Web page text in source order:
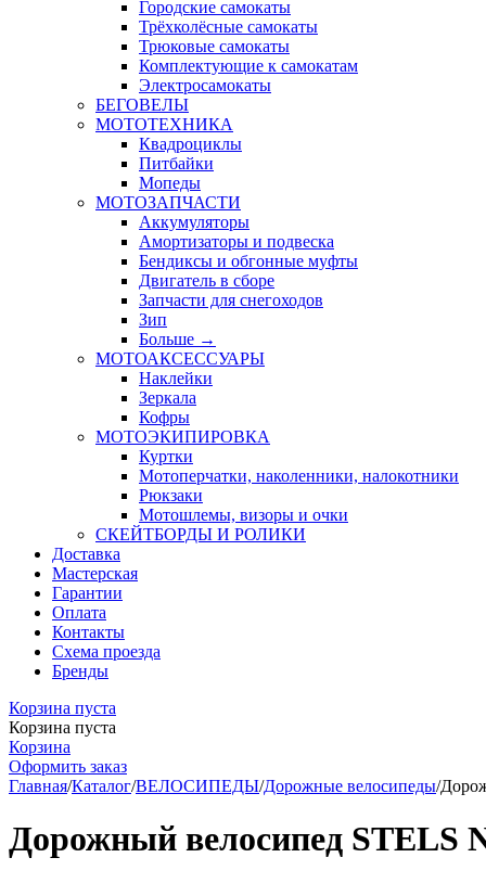
Городские самокаты
Трёхколёсные самокаты
Трюковые самокаты
Комплектующие к самокатам
Электросамокаты
БЕГОВЕЛЫ
МОТОТЕХНИКА
Квадроциклы
Питбайки
Мопеды
МОТОЗАПЧАСТИ
Аккумуляторы
Амортизаторы и подвеска
Бендиксы и обгонные муфты
Двигатель в сборе
Запчасти для снегоходов
Зип
Больше →
МОТОАКСЕССУАРЫ
Наклейки
Зеркала
Кофры
МОТОЭКИПИРОВКА
Куртки
Мотоперчатки, наколенники, налокотники
Рюкзаки
Мотошлемы, визоры и очки
СКЕЙТБОРДЫ И РОЛИКИ
Доставка
Мастерская
Гарантии
Оплата
Контакты
Схема проезда
Бренды
Корзина пуста
Корзина пуста
Корзина
Оформить заказ
Главная/Каталог/ВЕЛОСИПЕДЫ/Дорожные велосипеды/
Дорожный велосипед STELS